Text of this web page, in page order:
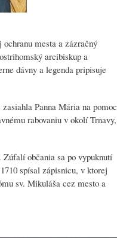
ochranu mesta a zázračný
arcibiskup a
dávny a legenda pripisuje
Panna Mária na pomoc
rabovaniu v okolí Trnavy,
Zúfalí občania sa po vypuknutí
spísal zápisnicu, v ktorej
sv. Mikuláša cez mesto a